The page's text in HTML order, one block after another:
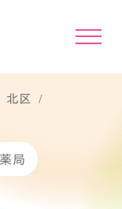
北区
局